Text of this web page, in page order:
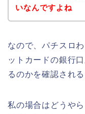
いなんですよね
なので、パチスロ
ットカードの銀行
るのかを確認され
私の場合はどうや